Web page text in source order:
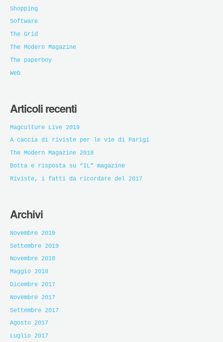
Shopping
Software
The Grid
The Modern Magazine
The paperboy
Web
Articoli recenti
Magculture Live 2019
A caccia di riviste per le vie di Parigi
The Modern Magazine 2018
Botta e risposta su “IL” magazine
Riviste, i fatti da ricordare del 2017
Archivi
Novembre 2019
Settembre 2019
Novembre 2018
Maggio 2018
Dicembre 2017
Novembre 2017
Settembre 2017
Agosto 2017
Luglio 2017